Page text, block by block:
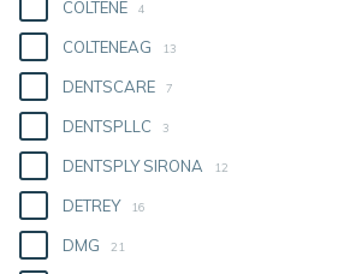
COLTENE 4
COLTENEAG 13
DENTSCARE 7
DENTSPLLC 3
DENTSPLY SIRONA 12
DETREY 16
DMG 21